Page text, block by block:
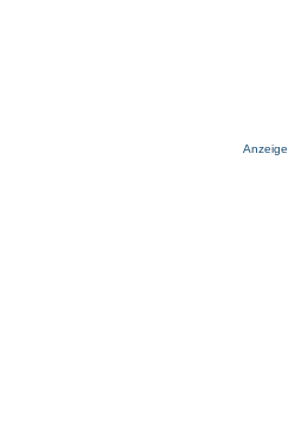
Anzeige